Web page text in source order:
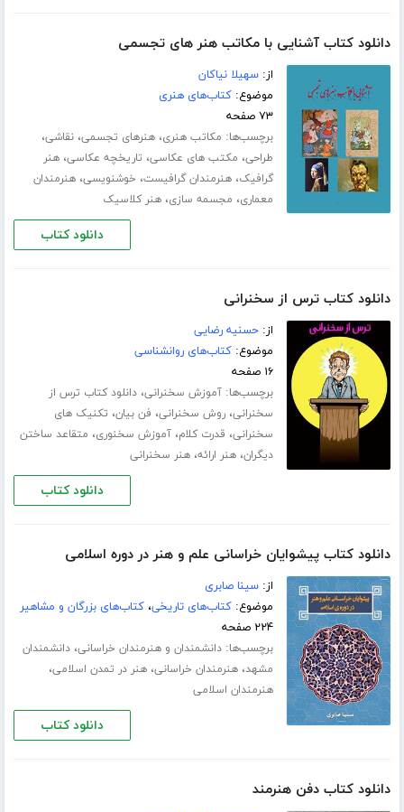
دانلود کتاب آشنایی با مکاتب هنر های تجسمی
از:سهیلا نیاکان
موضوع:کتاب‌های هنری
۷۳ صفحه
برچسب‌ها: مکاتب هنری،هنرهای تجسمی،نقاشی،
طراحی، مکتب های عکاسی، تاریخچه عکاسی،هنر
گرافیک،هنرمندان گرافیست، خوشنویسی،هنرمندان
معماری، مجسمه سازی،هنر کلاسیک
دانلود کتاب
دانلود کتاب ترس از سخنرانی
از:حسنیه رضایی
موضوع:کتاب‌های روانشناسی
۱۶ صفحه
برچسب‌ها:آموزش سخنرانی،دانلود کتاب ترس از
سخنرانی،روش سخنرانی، فن بیان، تکنیک های
سخنرانی، قدرت کلام،آموزش سخنوری، متقاعد ساختن
دیگران،هنر ارائه،هنر سخنرانی
دانلود کتاب
دانلود کتاب پیشوایان خراسانی علم و هنر در دوره اسلامی
از:سینا صابری
موضوع:کتاب‌های تاریخی،کتاب‌های بزرگان و مشاهیر
۲۲۴ صفحه
برچسب‌ها:دانشمندان و هنرمندان خراسانی،دانشمندان
مشهد،هنرمندان خراسانی،هنر در تمدن اسلامی،
هنرمندان اسلامی
دانلود کتاب
دانلود کتاب دفن هنرمند